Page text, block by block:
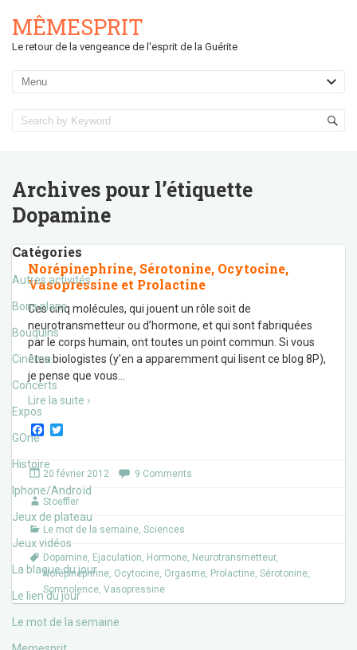
MÊMESPRIT
Le retour de la vengeance de l'esprit de la Guérite
Archives pour l’étiquette
Dopamine
Catégories
Autres activités
Bons plans
Bouquins
Cinéma
Concerts
Expos
GOne
Histoire
Iphone/Androïd
Jeux de plateau
Jeux vidéos
La blague du jour
Le lien du jour
Le mot de la semaine
Norépinephrine, Sérotonine, Ocytocine,
Vasopressine et Prolactine
Ces cinq molécules, qui jouent un rôle soit de
neurotransmetteur ou d’hormone, et qui sont fabriquées
par le corps humain, ont toutes un point commun. Si vous
êtes biologistes (y’en a apparemment qui lisent ce blog 8P),
je pense que vous
Lire la suite ›
F
e
b
o
o
k
t
t
e
r
20 février 2012 9 Comments
Stoeffler
Le mot de la semaine, Sciences
Dopamine, Ejaculation, Hormone, Neurotransmetteur,
Norépinephrine, Ocytocine, Orgasme, Prolactine, Sérotonine,
Somnolence, Vasopressine